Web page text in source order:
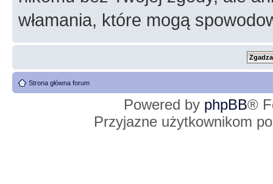
włamania, które mogą
Strona główna forum
Powered by phpBB®
Przyjazne użytkownikom